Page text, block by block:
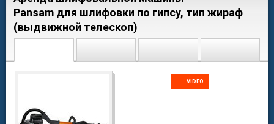
Pansam для шлифовки по гипсу, тип жираф
(выдвижной телескоп)
VIDEO